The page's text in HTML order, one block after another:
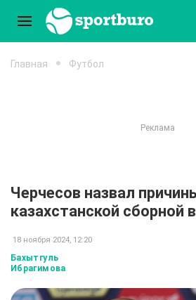
Главная Футбол
Черчесов назвал
казахстанской сборной
18 ноября 2024, 12:20
Бахытгуль
Ибрагимова